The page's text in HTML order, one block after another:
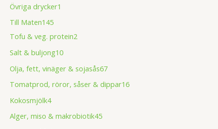
Övriga drycker1
Till Maten145
Tofu & veg. protein2
Salt & buljong10
Olja, fett, vinäger & sojasås67
Tomatprod, röror, såser & dippar16
Kokosmjölk4
Alger, miso & makrobiotik45